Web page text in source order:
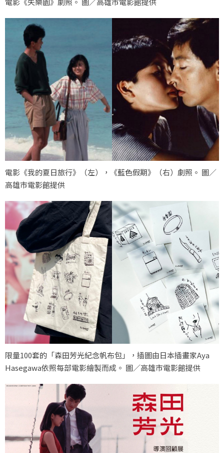
電影《我的夏日旅行》（左），《藍色假期》（右）劇照。 圖／
高雄市電影館提供
限量100套的「森田芳光紀念帆布包」，插圖由日本插畫家Aya
Hasegawa依照每部電影繪製而成。 圖／高雄市電影館提供